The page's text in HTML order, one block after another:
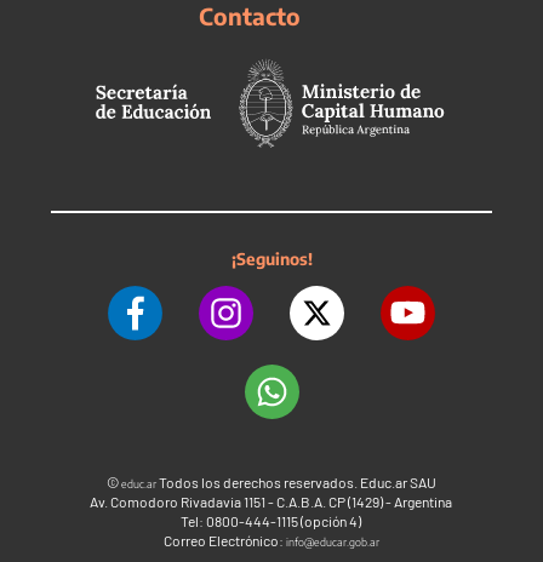
Contacto
¡Seguinos!
©educ.arTodos los derechos reservados. Educ.ar SAU
Av. Comodoro Rivadavia 1151 - C.A.B.A. CP (1429) - Argentina
Tel: 0800-444-1115 (opción 4)
Correo Electrónico: info@educar.gob.ar